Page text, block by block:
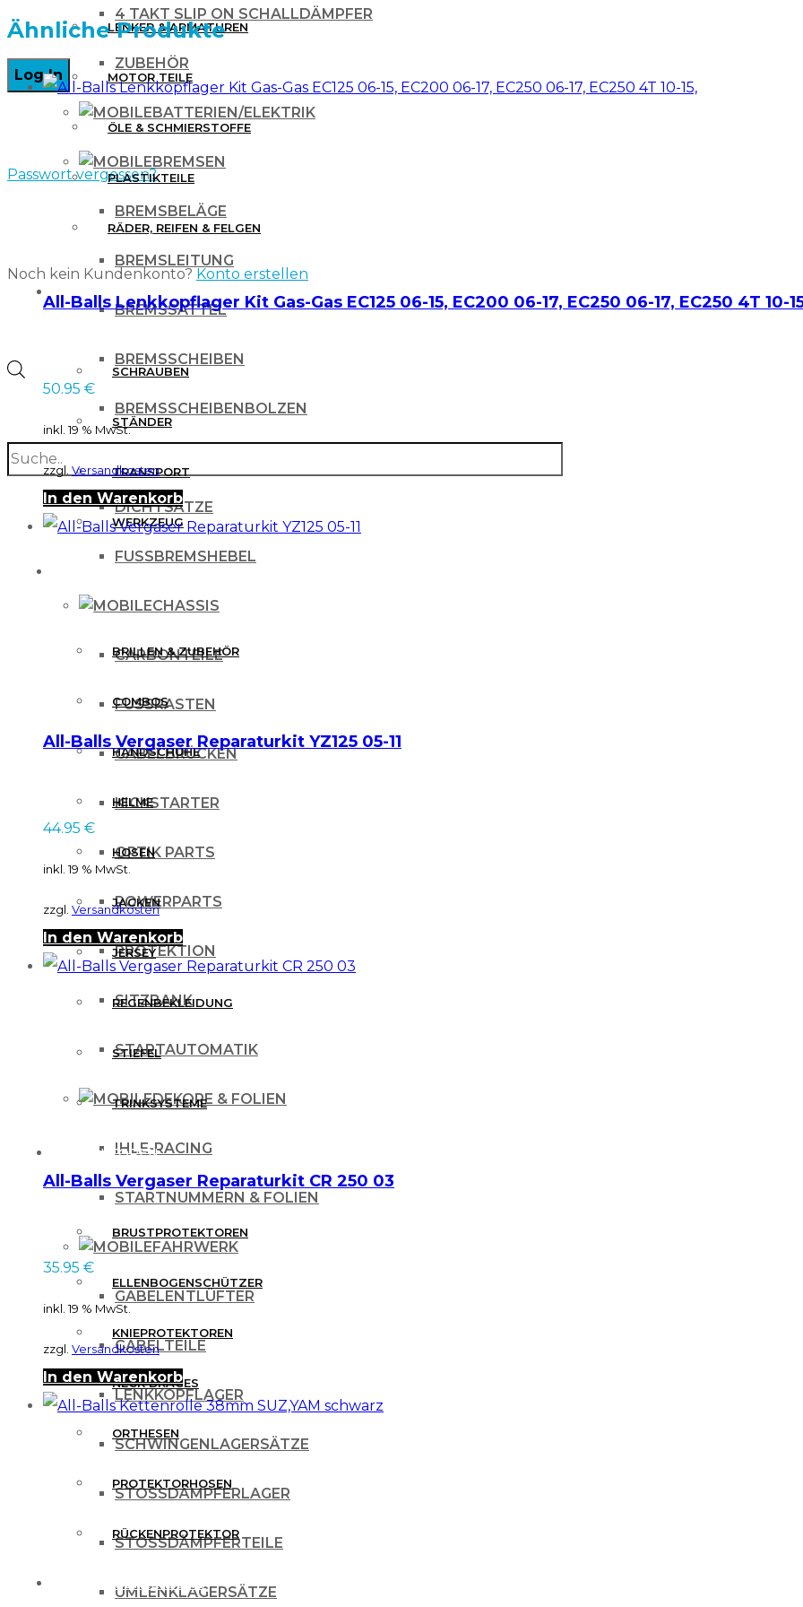
4 TAKT SLIP ON SCHALLDÄMPFER
ZUBEHÖR
BATTERIEN/ELEKTRIK
BREMSEN
BREMSBELÄGE
BREMSLEITUNG
BREMSSATTEL
BREMSSCHEIBEN
BREMSSCHEIBENBOLZEN
DICHTSÄTZE
FUSSBREMSHEBEL
CHASSIS
CARBONTEILE
FUSSRASTEN
GABELBRÜCKEN
KICKSTARTER
OPTIK PARTS
POWERPARTS
PROTEKTION
SITZBANK
STARTAUTOMATIK
DEKORE & FOLIEN
IHLE-RACING
STARTNUMMERN & FOLIEN
FAHRWERK
GABELENTLÜFTER
GABELTEILE
LENKKOPFLAGER
SCHWINGENLAGERSÄTZE
STOSSDÄMPFERLAGER
STOSSDÄMPFERTEILE
UMLENKLAGERSÄTZE
Passwort vergessen?
Noch kein Kundenkonto? Konto erstellen
Products
search
LENKER & ARMATUREN
MOTOR TEILE
ÖLE & SCHMIERSTOFFE
PLASTIKTEILE
RÄDER, REIFEN & FELGEN
WERKZEUG & ZUBEHÖR
SCHRAUBEN
STÄNDER
TRANSPORT
WERKZEUG
BRILLEN & ZUBEHÖR
COMBOS
HANDSCHUHE
HELME
HOSEN
JACKEN
JERSEY
REGENBEKLEIDUNG
STIEFEL
TRINKSYSTEME
PROTEKTOREN
BRUSTPROTEKTOREN
ELLENBOGENSCHÜTZER
KNIEPROTEKTOREN
NECK BRACES
ORTHESEN
PROTEKTORHOSEN
RÜCKENPROTEKTOR
FREIZEITBEKLEIDUNG
KXF
13-
13-
Ähnliche Produkte
All-Balls Lenkkopflager Kit Gas-Gas EC125 06-15, EC200 06-17, EC250 06-17, EC250 4T 10-
50.95 €
inkl. 19 % MwSt.
zzgl. Versandkosten
In den Warenkorb
All-Balls Vergaser Reparaturkit YZ125 05-11
44.95 €
inkl. 19 % MwSt.
zzgl. Versandkosten
In den Warenkorb
All-Balls Vergaser Reparaturkit CR 250 03
35.95 €
inkl. 19 % MwSt.
zzgl. Versandkosten
In den Warenkorb